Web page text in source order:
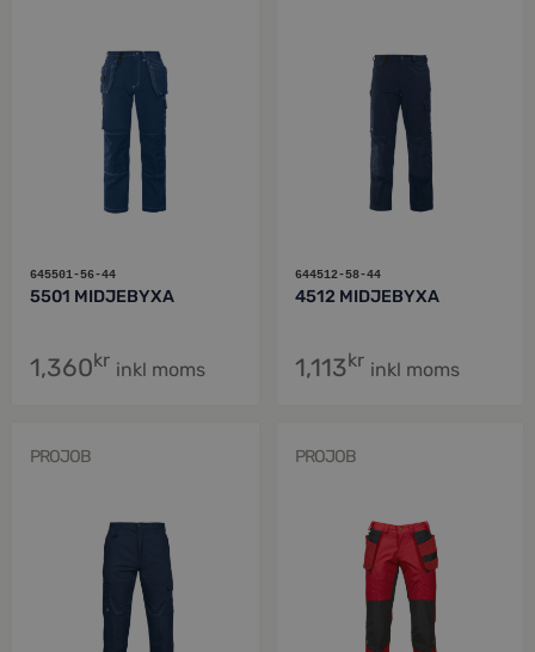
645501-56-44
5501 MIDJEBYXA
1,360kr inkl moms
644512-58-44
4512 MIDJEBYXA
1,113kr inkl moms
PROJOB PROJOB